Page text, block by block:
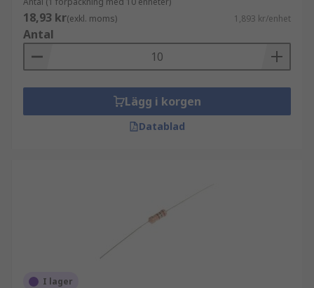
18,93 kr(exkl. moms) 1,893 kr/enhet
Antal
Lägg i korgen
Datablad
I lager